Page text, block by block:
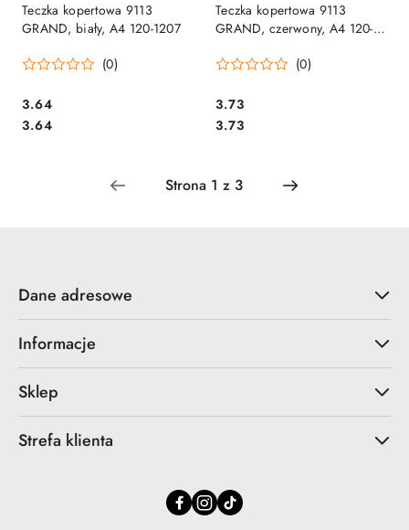
Teczka kopertowa 9113
GRAND, biały, A4 120-1207
(0)
Cena:
3.64
Cena:
3.64
Teczka kopertowa 9113
GRAND, czerwony, A4 120-
(0)
Cena:
3.73
Cena:
3.73
Dane adresowe
Informacje
Sklep
Strefa klienta